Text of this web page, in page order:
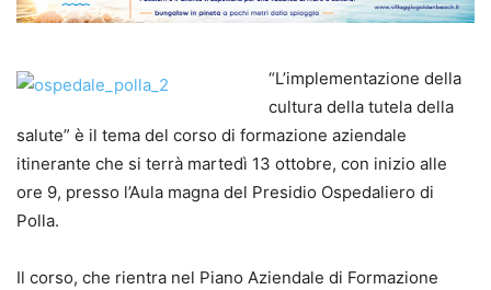
“L’implementazione della
cultura della tutela della
salute” è il tema del corso di formazione aziendale
itinerante che si terrà martedì 13 ottobre, con inizio alle
ore 9, presso l’Aula magna del Presidio Ospedaliero di
Polla.
Il corso, che rientra nel Piano Aziendale di Formazione